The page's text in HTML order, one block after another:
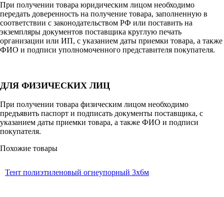
При получении товара юридическим лицом необходимо
передать доверенность на получение товара, заполненную в
соответствии с законодательством РФ или поставить на
экземпляры документов поставщика круглую печать
организации или ИП, с указанием даты приемки товара, а также
ФИО и подписи уполномоченного представителя покупателя.
ДЛЯ ФИЗИЧЕСКИХ ЛИЦ
При получении товара физическим лицом необходимо
предъявить паспорт и подписать документы поставщика, с
указанием даты приемки товара, а также ФИО и подписи
покупателя.
Похожие товары
Тент полиэтиленовый огнеупорный 3х6м